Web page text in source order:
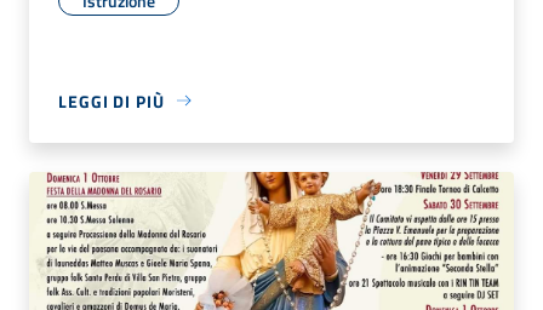
LEGGI DI PIÙ